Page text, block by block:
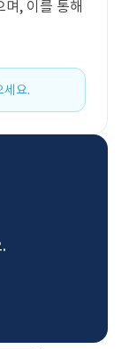
, 이를 통해
세요.